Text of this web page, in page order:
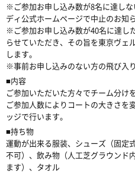
※ご参加お申し込み数が8名に達し
ディ公式ホームページで中止のお知
※ご参加お申し込み数が40名に達し
らせていただき、その旨を東京ヴェ
します。
※事前お申し込みのない方の飛び入
■内容
ご参加いただいた方々でチーム分け
ご参加人数によりコートの大きさを
ッジで行います。
■持ち物
運動が出来る服装、シューズ（固定
不可）、飲み物（人工芝グラウンド
ます）、タオル